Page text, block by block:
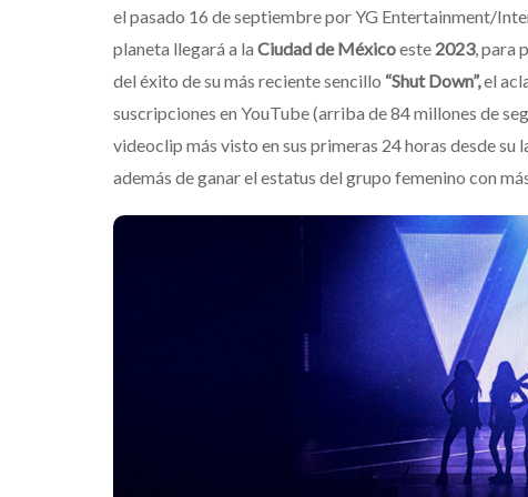
el pasado 16 de septiembre por YG Entertainment/
planeta llegará a la Ciudad de Méxicoeste 2023,para
del éxito de su más reciente sencillo “Shut Down”,el
suscripciones en YouTube (arriba de 84 millones de
videoclip más visto en sus primeras 24 horas desde su
además de ganar el estatus del grupo femenino con
Levi’s® presenta